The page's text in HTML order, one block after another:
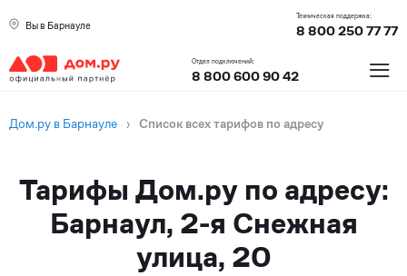
Вы в Барнауле
Техническая поддержка:
8 800 250 77 77
Отдел подключений:
8 800 600 90 42 ≡
Дом.ру в Барнауле › Список всех тарифов по адресу
Тарифы Дом.ру по адресу:
Барнаул, 2-я Снежная
улица, 20